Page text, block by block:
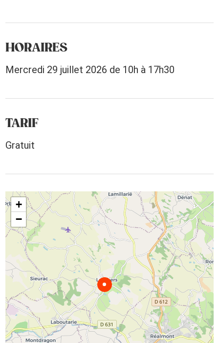
HORAIRES
Mercredi 29 juillet 2026 de 10h à 17h30
TARIF
Gratuit
+
−